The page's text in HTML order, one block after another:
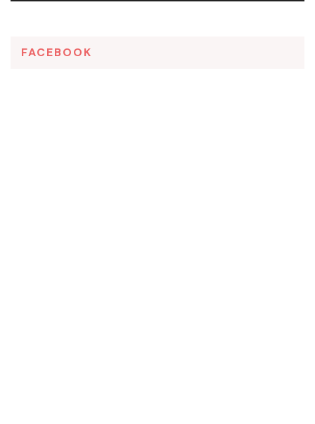
FACEBOOK